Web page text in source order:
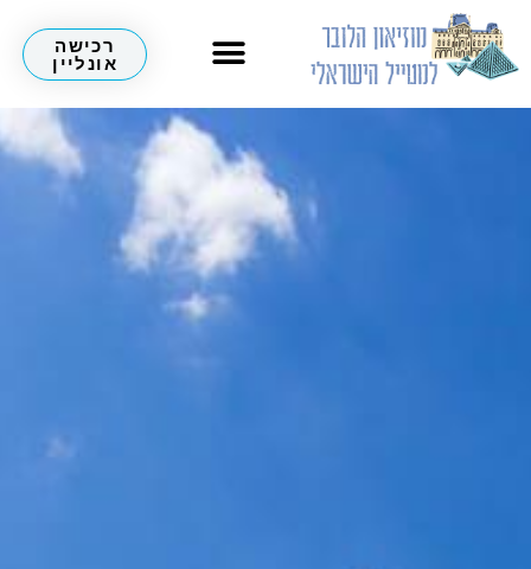
רכישה
אונליין